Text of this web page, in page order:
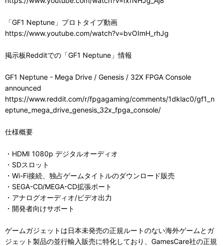
「GF1 Neptune」プロトタイプ動画
https://www.youtube.com/watch?v=bvOImH_rhJg
掲示板Redditでの「GF1 Neptune」情報
GF1 Neptune - Mega Drive / Genesis / 32X FPGA Console
announced
https://www.reddit.com/r/fpgagaming/comments/1dklac0/gf1_n
eptune_mega_drive_genesis_32x_fpga_console/
仕様概要
・HDMI 1080p デジタルオーディオ
・SDスロット
・Wi-Fi接続、独占ゲームタイトルのダウンロード販売
・SEGA-CD/MEGA-CD拡張ポート
・アナログオーディオ/ビデオ出力
・開発者向けサポート
ゲームガジェットは日本未発売の正規ルートのない海外ゲームとガ
ジェット製品の並行輸入販売に特化しており、GamesCare社の正規